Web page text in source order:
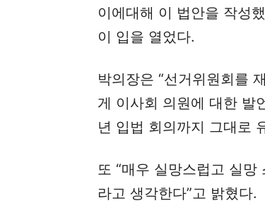
이에대해 이 법안을 작성
이 입을 열었다.
박의장은 “선거위원회를
게 이사회 의원에 대한 발
년 입법 회의까지 그대로
또 “매우 실망스럽고 실망
라고 생각한다”고 밝혔다.